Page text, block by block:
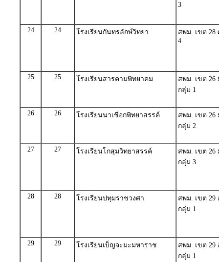
3
24 24 โรงเรียนกันทรลักษ์วิทยา
สพม. เขต 28
4
25 25 โรงเรียนสารคามพิทยาคม
สพม. เขต 26
กลุ่ม 1
26 26 โรงเรียนนาเชือกพิทยาสรรค์
สพม. เขต 26
กลุ่ม 2
27 27 โรงเรียนโกสุมวิทยาสรรค์
สพม. เขต 26
กลุ่ม 3
28 28 โรงเรียนปทุมราชวงศา
สพม. เขต 29
กลุ่ม 1
29 29 โรงเรียนเบ็ญจะมะมหาราช
สพม. เขต
กลุ่ม 1